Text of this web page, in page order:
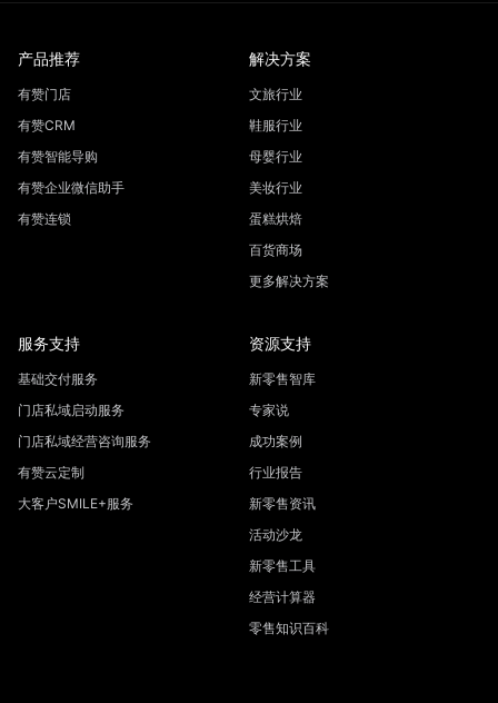
产品推荐
有赞门店
有赞CRM
有赞智能导购
有赞企业微信助手
有赞连锁
解决方案
文旅行业
鞋服行业
母婴行业
美妆行业
蛋糕烘焙
百货商场
更多解决方案
服务支持
基础交付服务
门店私域启动服务
门店私域经营咨询服务
有赞云定制
大客户SMILE+服务
资源支持
新零售智库
专家说
成功案例
行业报告
新零售资讯
活动沙龙
新零售工具
经营计算器
零售知识百科